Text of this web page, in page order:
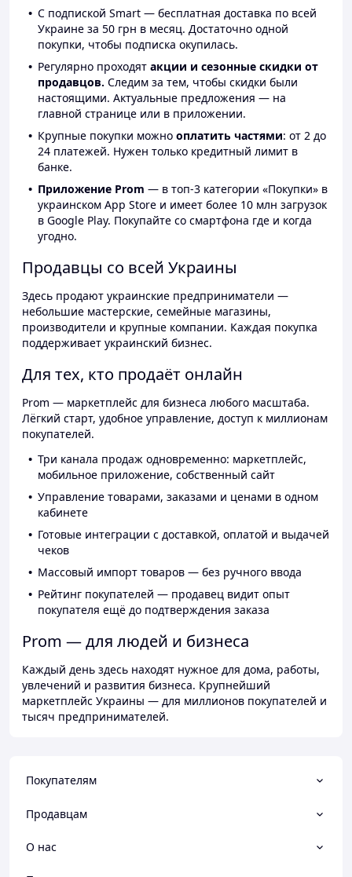
С подпиской Smart — бесплатная доставка по всей
Украине за 50 грн в месяц. Достаточно одной
покупки, чтобы подписка окупилась.
Регулярно проходят акции и сезонные скидки от
продавцов. Следим за тем, чтобы скидки были
настоящими. Актуальные предложения — на
главной странице или в приложении.
Крупные покупки можно оплатить частями: от 2 до
24 платежей. Нужен только кредитный лимит в
банке.
Приложение Prom — в топ-3 категории «Покупки» в
украинском App Store и имеет более 10 млн загрузок
в Google Play. Покупайте со смартфона где и когда
угодно.
Продавцы со всей Украины
Здесь продают украинские предприниматели —
небольшие мастерские, семейные магазины,
производители и крупные компании. Каждая покупка
поддерживает украинский бизнес.
Для тех, кто продаёт онлайн
Prom — маркетплейс для бизнеса любого масштаба.
Лёгкий старт, удобное управление, доступ к миллионам
покупателей.
Три канала продаж одновременно: маркетплейс,
мобильное приложение, собственный сайт
Управление товарами, заказами и ценами в одном
кабинете
Готовые интеграции с доставкой, оплатой и выдачей
чеков
Массовый импорт товаров — без ручного ввода
Рейтинг покупателей — продавец видит опыт
покупателя ещё до подтверждения заказа
Prom — для людей и бизнеса
Каждый день здесь находят нужное для дома, работы,
увлечений и развития бизнеса. Крупнейший
маркетплейс Украины — для миллионов покупателей и
тысяч предпринимателей.
Покупателям
Продавцам
О нас